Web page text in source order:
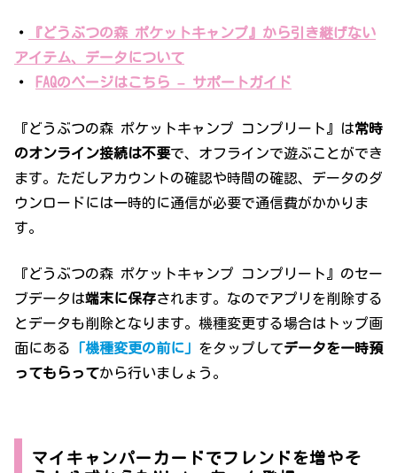
・
『どうぶつの森 ポケットキャンプ』から引き継げない
アイテム、データについて
・
FAQのページはこちら – サポートガイド
『どうぶつの森 ポケットキャンプ コンプリート』は常時
のオンライン接続は不要で、オフラインで遊ぶことができ
ます。ただしアカウントの確認や時間の確認、データのダ
ウンロードには一時的に通信が必要で通信費がかかりま
す。
『どうぶつの森 ポケットキャンプ コンプリート』のセー
ブデータは端末に保存されます。なのでアプリを削除する
とデータも削除となります。機種変更する場合はトップ画
面にある
「機種変更の前に」 をタップしてデータを一時預
ってもらってから行いましょう。
マイキャンパーカードでフレンドを増やそ